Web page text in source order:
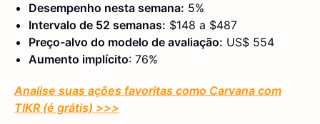
Desempenho nesta semana: 5%
Intervalo de 52 semanas: $148 a $487
Preço-alvo do modelo de avaliação: US$ 554
Aumento implícito: 76%
Analise suas ações favoritas como Carvana com
TIKR (é grátis) >>>